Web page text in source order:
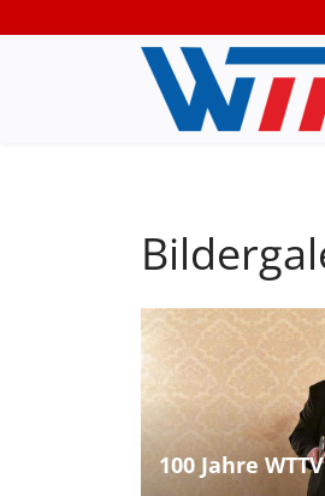
100 Jahre